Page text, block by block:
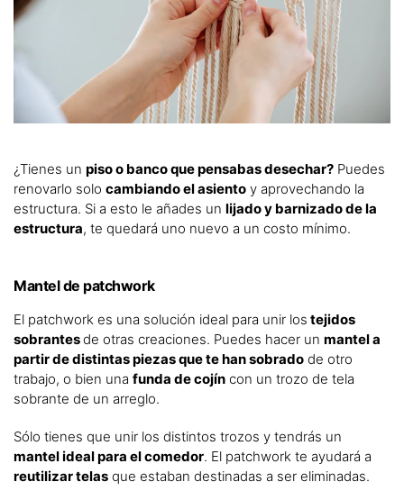
¿Tienes un piso o banco que pensabas desechar? Puedes
renovarlo solo cambiando el asiento y aprovechando la
estructura. Si a esto le añades un lijado y barnizado de la
estructura, te quedará uno nuevo a un costo mínimo.
Mantel de patchwork
El patchwork es una solución ideal para unir los tejidos
sobrantesde otras creaciones. Puedes hacer un mantel a
partir de distintas piezas que te han sobrado de otro
trabajo, o bien una funda de cojín con un trozo de tela
sobrante de un arreglo.
Sólo tienes que unir los distintos trozos y tendrás un
mantel ideal para el comedor. El patchwork te ayudará a
reutilizar telas que estaban destinadas a ser eliminadas.